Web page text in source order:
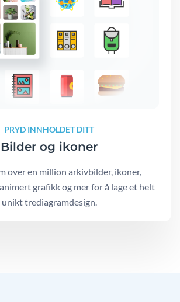
PRYD INNHOLDET DITT
Bilder og ikoner
over en million arkivbilder, ikoner,
grafikk og mer for å lage et helt
unikt trediagramdesign.